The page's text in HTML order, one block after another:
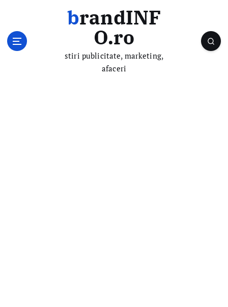
brandINF
O.ro
stiri publicitate, marketing,
afaceri